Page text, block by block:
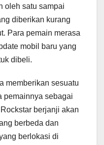
oleh satu sampai
diberikan kurang
Para pemain merasa
mobil baru yang
dibeli.
memberikan sesuatu
pemainnya sebagai
berjanji akan
berbeda dan
berlokasi di